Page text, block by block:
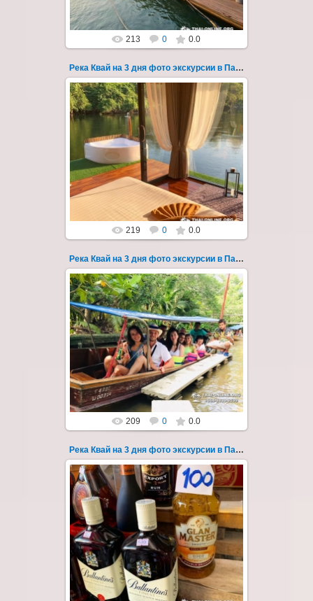
213 0 0.0
Река Квай на 3 дня фото экскурсии в Паттайе 56
22.03.2023
Тур на три дня из Паттайи на реку Квай,
водопады Эраван, Сайок Ной и Сайок Яй,
затопленный город Сангклабури, деревня...
Thai-Online
219 0 0.0
Река Квай на 3 дня фото экскурсии в Паттайе 57
22.03.2023
Тур на три дня из Паттайи на реку Квай,
водопады Эраван, Сайок Ной и Сайок Яй,
затопленный город Сангклабури, деревня...
Thai-Online
209 0 0.0
Река Квай на 3 дня фото экскурсии в Паттайе 58
22.03.2023
Тур на три дня из Паттайи на реку Квай,
водопады Эраван, Сайок Ной и Сайок Яй,
затопленный город Сангклабури, деревня...
Thai-Online